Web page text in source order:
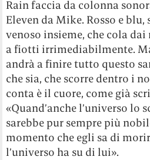
Rain faccia da colonna
Eleven da Mike. Rosso e blu,
venoso insieme, che cola dai
a fiotti irrimediabilmente.
andrà a finire tutto questo
che sia, che scorre dentro i
conta è il cuore, come già
«Quand’anche l’universo lo
sarebbe pur sempre più
momento che egli sa di
l’universo ha su di lui».